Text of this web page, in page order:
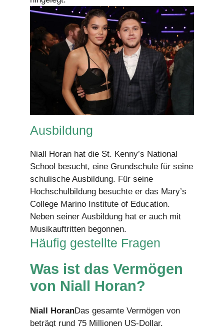
Ausbildung
Niall Horan hat die St. Kenny’s National
School besucht, eine Grundschule für seine
schulische Ausbildung. Für seine
Hochschulbildung besuchte er das Mary’s
College Marino Institute of Education.
Neben seiner Ausbildung hat er auch mit
Musikauftritten begonnen.
Häufig gestellte Fragen
Was ist das Vermögen
von Niall Horan?
Niall HoranDas gesamte Vermögen von
beträgt rund 75 Millionen US-Dollar.